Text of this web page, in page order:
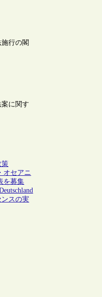
行の閣
に関す
策
オセアニ
を募集
スの実